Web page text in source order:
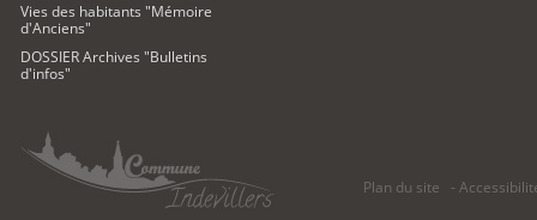
Vies des habitants "Mémoire
d'Anciens"
DOSSIER Archives "Bulletins
d'infos"
Plan du site